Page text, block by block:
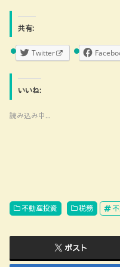
共有:
Twitter
いいね:
読み込み中...
不動産投資 税務
ポスト